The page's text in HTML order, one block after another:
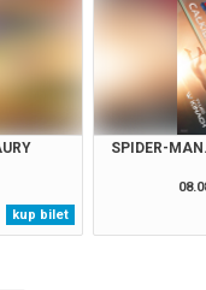
kup bilet
SPIDER-